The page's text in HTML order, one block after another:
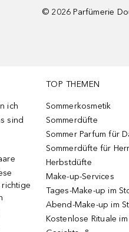
© 2026 Parfümerie
ich
sind
TOP THEMEN
Sommerkosmetik
Sommerdüfte
Sommer Parfum für
Sommerdüfte für
Herbstdüfte
Make-up-Services
Tages-Make-up im
Abend-Make-up im
Kostenlose Rituale